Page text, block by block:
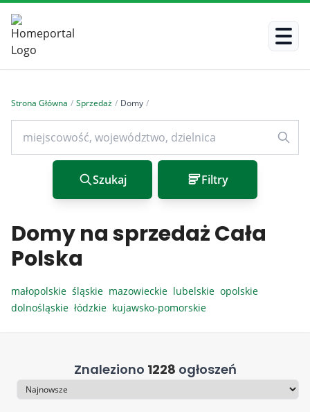
Strona Główna / Sprzedaż / Domy /
Szukaj Filtry
Domy na sprzedaż Cała
Polska
małopolskie śląskie mazowieckie lubelskie opolskie
dolnośląskie łódzkie kujawsko-pomorskie
Znaleziono 1228 ogłoszeń
Sortowanie